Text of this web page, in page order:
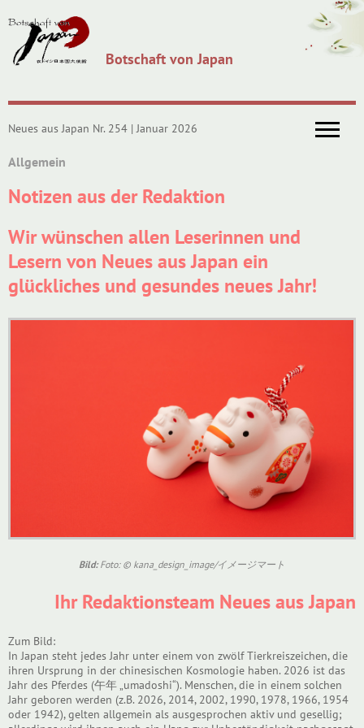
Botschaft von Japan
Neues aus Japan Nr. 254 | Januar 2026
Allgemein
Notizen aus der Redaktion
Wir wünschen allen Leserinnen und
Lesern von Neues aus Japan ein
glückliches und gesundes neues Jahr!
Bild:Foto: © kana_design_image/イメージマート
Ihr Redaktionsteam Neues aus Japan
Zum Bild:
In Japan steht jedes Jahr unter einem von zwölf Tierkreiszeichen, die
ihren Ursprung in der chinesischen Kosmologie haben. 2026 ist das
Jahr des Pferdes (午年 „umadoshi“). Menschen, die in einem solchen
Jahr geboren werden (z.B. 2026, 2014, 2002, 1990, 1978, 1966, 1954
oder 1942), gelten allgemein als ausgesprochen aktiv und gesellig;